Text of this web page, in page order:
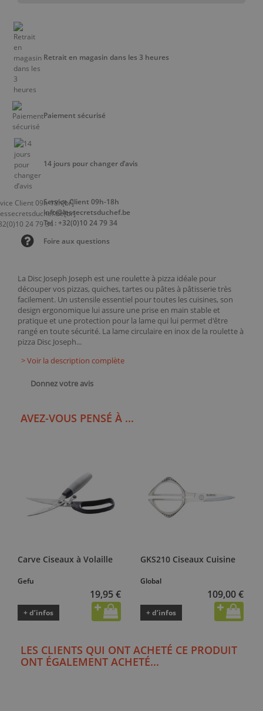
La Disc Joseph Joseph est une roulette à pizza idéale pour
découper vos pizzas, quiches, tartes ou pâtes à pâtisserie très
facilement. Un ustensile essentiel pour toutes les cuisines, son
design ergonomique lui assure une prise en main stable et
pratique et une protection pour la lame qui lui permet d'être
rangé en toute sécurité. La lame circulaire en inox de la roulette à
pizza Disc Joseph...
> Voir la description complète
Donnez votre avis
Retrait en magasin dans les 3 heures
Paiement sécurisé
14 jours pour changer d’avis
Service Client 09h-18h
info@lessecretsduchef.be
Tel : +32(0)10 24 79 34
Foire aux questions
AVEZ-VOUS PENSÉ À ...
Carve Ciseaux à Volaille
Gefu
19,95 €
+ d’infos
GKS210 Ciseaux Cuisine
Global
109,00 €
+ d’infos
LES CLIENTS QUI ONT ACHETÉ CE PRODUIT
ONT ÉGALEMENT ACHETÉ...